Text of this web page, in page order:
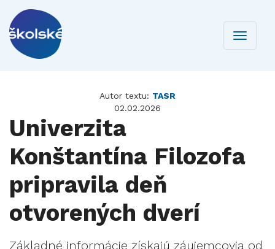
Toggle
Autor textu: TASR
02.02.2026
Univerzita
Konštantína Filozofa
pripravila deň
otvorených dverí
Základné informácie získajú záujemcovia od